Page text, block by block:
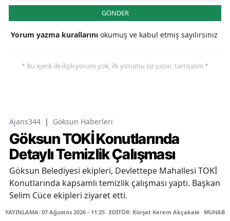
GÖNDER
Yorum yazma kurallarını okumuş ve kabul etmiş sayılırsınız
* Bu içerik ile ilgili yorum yok, ilk yorumu siz yazın, tartışalım *
Ajans344 | Göksun Haberleri
Göksun TOKİ Konutlarında
Detaylı Temizlik Çalışması
Göksun Belediyesi ekipleri, Devlettepe Mahallesi TOKİ
Konutlarında kapsamlı temizlik çalışması yaptı. Başkan
Selim Cüce ekipleri ziyaret etti.
YAYINLAMA: 07 Ağustos 2026 - 11:25 EDİTÖR: Kürşat Kerem Akçakale